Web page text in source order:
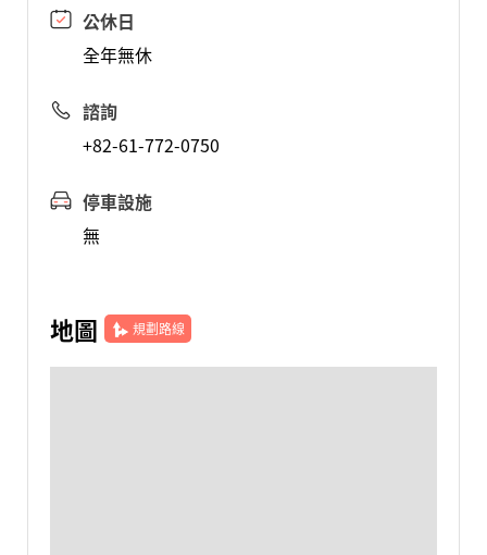
公休日
全年無休
諮詢
+82-61-772-0750
停車設施
無
地圖 規劃路線